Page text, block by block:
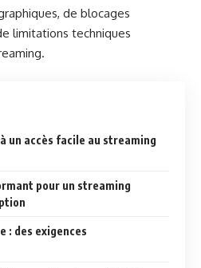
de blocages
limitations techniques
un accès facile au streaming
pour un streaming
: des exigences